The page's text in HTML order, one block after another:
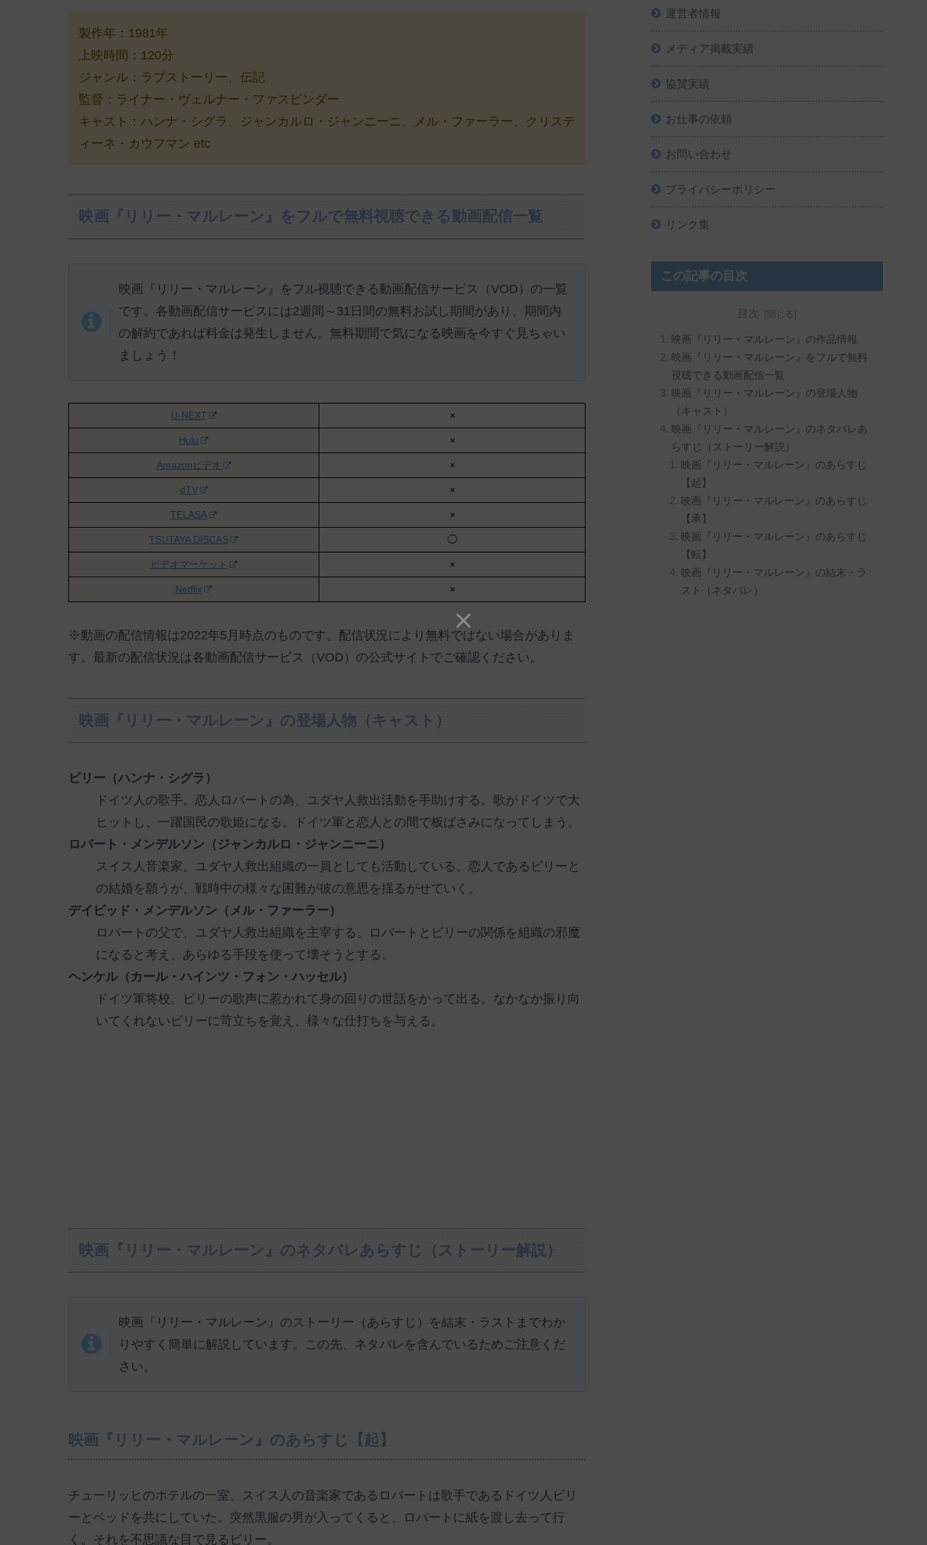
製作年：1981年
上映時間：120分
ジャンル：ラブストーリー、伝記
監督：ライナー・ヴェルナー・ファスビンダー
キャスト：ハンナ・シグラ、ジャンカルロ・ジャンニーニ、メル・ファーラー、クリステ
ィーネ・カウフマン etc
映画『リリー・マルレーン』をフルで無料視聴できる動画配信一覧
映画『リリー・マルレーン』をフル視聴できる動画配信サービス（VOD）の一覧
です。各動画配信サービスには2週間～31日間の無料お試し期間があり、期間内
の解約であれば料金は発生しません。 無料期間で気になる映画を今すぐ見ちゃい
ましょう！
U-NEXT ×
Hulu ×
Amazonビデオ ×
dTV ×
TELASA ×
TSUTAYA DISCAS ◯
ビデオマーケット ×
Netflix ×
※動画の配信情報は2022年5月時点のものです。配信状況により無料ではない場合がありま
す。最新の配信状況は各動画配信サービス（VOD）の公式サイトでご確認ください。
映画『リリー・マルレーン』の登場人物（キャスト）
ビリー（ハンナ・シグラ）
ドイツ人の歌手。恋人ロバートの為、ユダヤ人救出活動を手助けする。歌がドイツで大
ヒットし、一躍国民の歌姫になる。ドイツ軍と恋人との間で板ばさみになってしまう。
ロバート・メンデルソン（ジャンカルロ・ジャンニーニ）
スイス人音楽家。ユダヤ人救出組織の一員としても活動している。恋人であるビリーと
の結婚を願うが、戦時中の様々な困難が彼の意思を揺るがせていく。
デイビッド・メンデルソン（メル・ファーラー）
ロバートの父で、ユダヤ人救出組織を主宰する。ロバートとビリーの関係を組織の邪魔
になると考え、あらゆる手段を使って壊そうとする。
ヘンケル（カール・ハインツ・フォン・ハッセル）
ドイツ軍将校。ビリーの歌声に惹かれて身の回りの世話をかって出る。なかなか振り向
いてくれないビリーに苛立ちを覚え、様々な仕打ちを与える。
映画『リリー・マルレーン』のネタバレあらすじ（ストーリー解説）
映画『リリー・マルレーン』のストーリー（あらすじ）を結末・ラストまでわか
りやすく簡単に解説しています。この先、ネタバレを含んでいるためご注意くだ
さい。
映画『リリー・マルレーン』のあらすじ【起】
チューリッヒのホテルの一室。スイス人の音楽家であるロバートは歌手であるドイツ人ビリ
ーとベッドを共にしていた。突然黒服の男が入ってくると、ロバートに紙を渡し去って行
く。それを不思議な目で見るビリー。
運営者情報
メディア掲載実績
協賛実績
お仕事の依頼
お問い合わせ
プライバシーポリシー
リンク集
この記事の目次
目次
映画『リリー・マルレーン』の作品情報
映画『リリー・マルレーン』をフルで無料
視聴できる動画配信一覧
映画『リリー・マルレーン』の登場人物
（キャスト）
映画『リリー・マルレーン』のネタバレあ
らすじ（ストーリー解説）
映画『リリー・マルレーン』のあらすじ
【起】
映画『リリー・マルレーン』のあらすじ
【承】
映画『リリー・マルレーン』のあらすじ
【転】
映画『リリー・マルレーン』の結末・ラ
スト（ネタバレ）